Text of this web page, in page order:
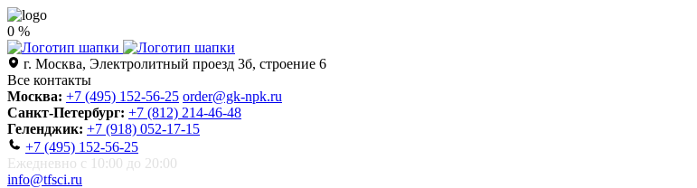
0 %
г. Москва, Электролитный проезд 3б, строение 6
Все контакты
Москва: +7 (495) 152-56-25 order@gk-npk.ru
Санкт-Петербург: +7 (812) 214-46-48
Геленджик: +7 (918) 052-17-15
+7 (495) 152-56-25
Ежедневно с 10:00 до 20:00
info@tfsci.ru